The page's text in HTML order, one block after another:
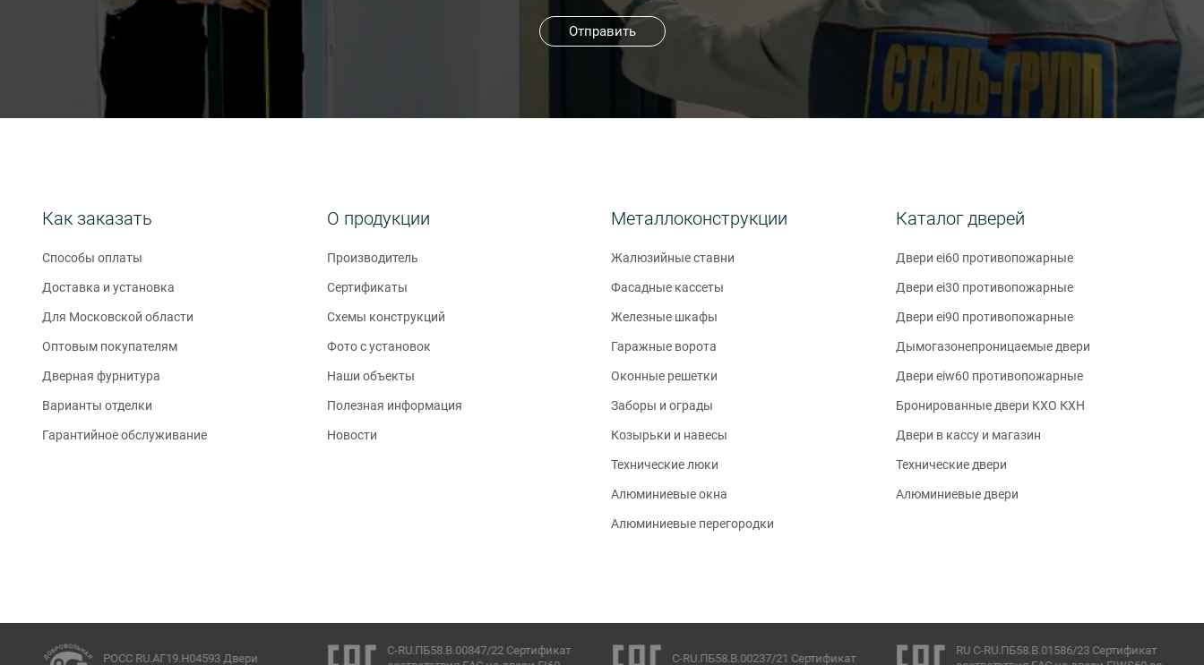
Отправить
Как заказать
Способы оплаты
Доставка и установка
Для Московской области
Оптовым покупателям
Дверная фурнитура
Варианты отделки
Гарантийное обслуживание
О продукции
Производитель
Сертификаты
Схемы конструкций
Фото с установок
Наши объекты
Полезная информация
Новости
Металлоконструкции
Жалюзийные ставни
Фасадные кассеты
Железные шкафы
Гаражные ворота
Оконные решетки
Заборы и ограды
Козырьки и навесы
Технические люки
Алюминиевые окна
Алюминиевые перегородки
Каталог дверей
Двери ei60 противопожарные
Двери ei30 противопожарные
Двери ei90 противопожарные
Дымогазонепроницаемые двери
Двери eiw60 противопожарные
Бронированные двери КХО КХН
Двери в кассу и магазин
Технические двери
Алюминиевые двери
РОСС RU.АГ19.Н04593 Двери
C-RU.ПБ58.В.00847/22 Сертификат
C-RU.ПБ58.В.00237/21 Сертификат
RU C-RU.ПБ58.В.01586/23 Сертификат